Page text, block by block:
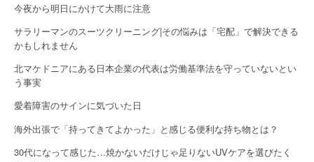
今夜から明日にかけて大雨に注意
サラリーマンのスーツクリーニング|その悩みは「宅配」で解決できる
かもしれません
北マケドニアにある日本企業の代表は労働基準法を守っていないとい
う事実
愛着障害のサインに気づいた日
海外出張で「持ってきてよかった」と感じる便利な持ち物とは？
30代になって感じた…焼かないだけじゃ足りないUVケアを選びたく